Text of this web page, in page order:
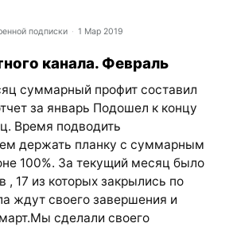
подписки 1 Мар 2019
канала. Февраль
суммарный профит составил
за январь Подошел к концу
Время подводить
держать планку с суммарным
100%. За текущий месяц было
, 17 из которых закрылись по
ждут своего завершения и
сделали своего